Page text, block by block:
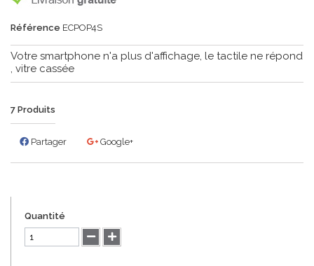
Référence ECPOP4S
Votre smartphone n'a plus d'affichage, le tactile ne répond
, vitre cassée
7 Produits
Partager Google+
Quantité